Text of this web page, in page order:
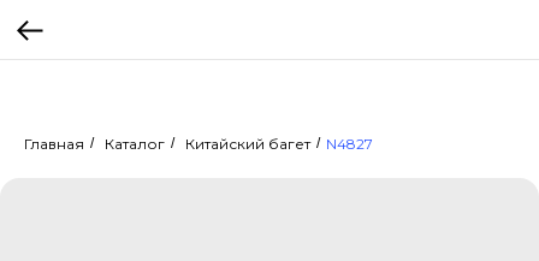
Главная / Каталог / Китайский багет / N4827